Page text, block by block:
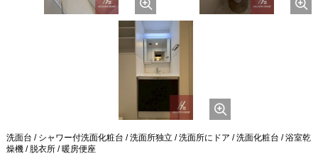
洗面台 / シャワー付洗面化粧台 / 洗面所独立 / 洗面所にドア / 洗面化粧台 / 浴室乾
燥機 / 脱衣所 / 暖房便座